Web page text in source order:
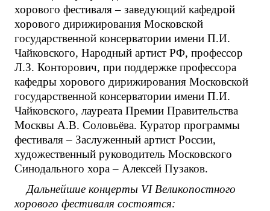
хорового фестиваля – заведующий кафедрой
хорового дирижирования Московской
государственной консерватории имени П.И.
Чайковского, Народный артист РФ, профессор
Л.З. Конторович, при поддержке профессора
кафедры хорового дирижирования Московской
государственной консерватории имени П.И.
Чайковского, лауреата Премии Правительства
Москвы А.В. Соловьёва. Куратор программы
фестиваля – Заслуженный артист России,
художественный руководитель Московского
Синодального хора – Алексей Пузаков.
Дальнейшие концерты VIВеликопостного
хорового фестиваля состоятся: